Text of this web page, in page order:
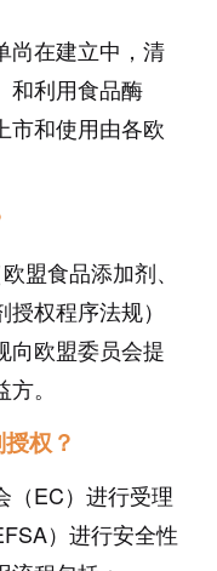
尚在建立中，清
和利用食品酶
市和使用由各欧
盟食品添加剂、
权程序法规）
向欧盟委员会提
。
权？
（EC）进行受理
）进行安全性